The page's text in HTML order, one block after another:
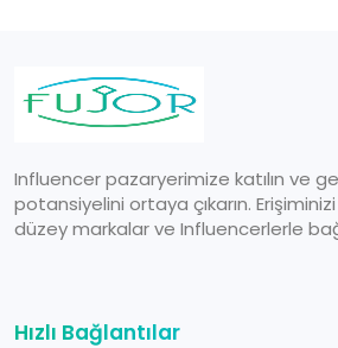
Influencer pazaryerimize katılın ve
potansiyelini ortaya çıkarın.
düzey markalar ve Influencerlerle
Hızlı Bağlantılar